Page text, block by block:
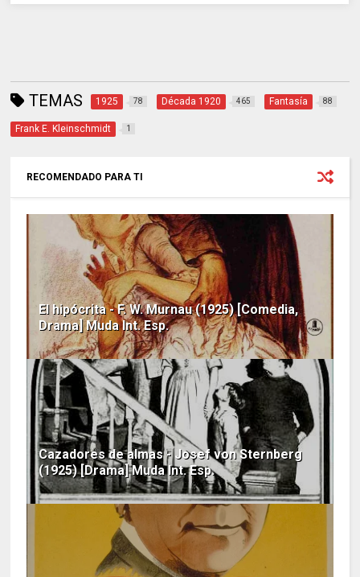
TEMAS 1925 78 Década 1920 465 Fantasía 88
Frank E. Kleinschmidt 1
RECOMENDADO PARA TI
El hipócrita - F. W. Murnau (1925) [Comedia,
Drama] Muda Int. Esp.
Cazadores de almas - Josef von Sternberg
(1925) [Drama] Muda Int. Esp.